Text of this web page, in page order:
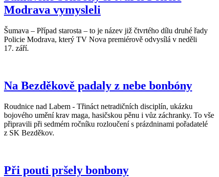
Modrava vymysleli
Šumava – Případ starosta – to je název již čtvrtého dílu druhé řady
Policie Modrava, který TV Nova premiérově odvysílá v neděli
17. září.
Na Bezděkově padaly z nebe bonbóny
Roudnice nad Labem - Třináct netradičních disciplín, ukázku
bojového umění krav maga, hasičskou pěnu i vůz záchranky. To vše
připravili při sedmém ročníku rozloučení s prázdninami pořadatelé
z SK Bezděkov.
Při pouti pršely bonbony